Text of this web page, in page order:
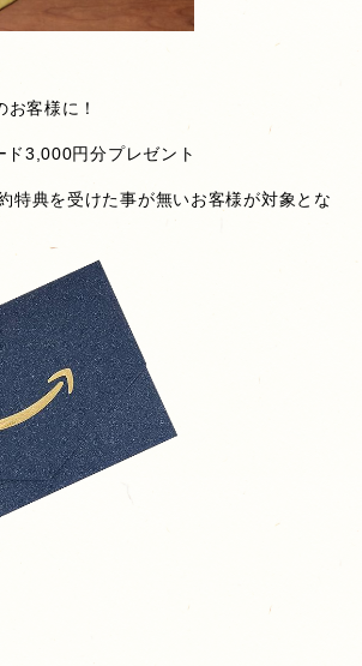
客様に！
ド3,000円分プレゼント
特典を受けた事が無いお客様が対象とな